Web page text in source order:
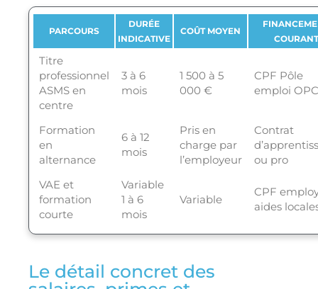
PARCOURS
DURÉE
INDICATIVE
COÛT MOYEN
COURANT
Titre
professionnel
ASMS en
centre
3 à 6
mois
1 500 à 5
000 €
CPF Pôle
emploi
Formation
en
alternance
6 à 12
mois
Pris en
charge par
l’employeur
Contrat
ou pro
VAE et
formation
courte
Variable
1 à 6
mois
Variable
CPF
aides
Le détail concret des